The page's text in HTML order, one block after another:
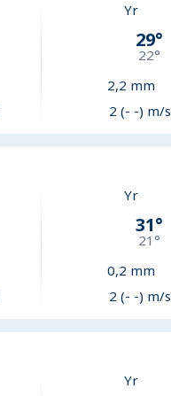
Yr
29°
22°
2,2 mm
2 (- -) m/s
Yr
31°
21 °
0,2 mm
2 (- -) m/s
Yr